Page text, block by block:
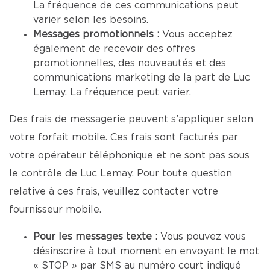
La fréquence de ces communications peut
varier selon les besoins.
Messages promotionnels : Vous acceptez
également de recevoir des offres
promotionnelles, des nouveautés et des
communications marketing de la part de Luc
Lemay. La fréquence peut varier.
Des frais de messagerie peuvent s’appliquer selon
votre forfait mobile. Ces frais sont facturés par
votre opérateur téléphonique et ne sont pas sous
le contrôle de Luc Lemay. Pour toute question
relative à ces frais, veuillez contacter votre
fournisseur mobile.
Pour les messages texte : Vous pouvez vous
désinscrire à tout moment en envoyant le mot
« STOP » par SMS au numéro court indiqué